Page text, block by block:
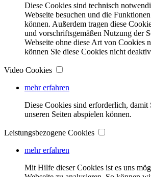
Diese Cookies sind technisch
Webseite besuchen und die
können. Außerdem tragen diese
und vorschriftsgemäßen Nutzung der
Webseite ohne diese Art von Cookies
können Sie diese Cookies nicht
Video Cookies
mehr erfahren
Diese Cookies sind erforderlich, damit
unseren Seiten abspielen können.
Leistungsbezogene Cookies
mehr erfahren
Mit Hilfe dieser Cookies ist es uns